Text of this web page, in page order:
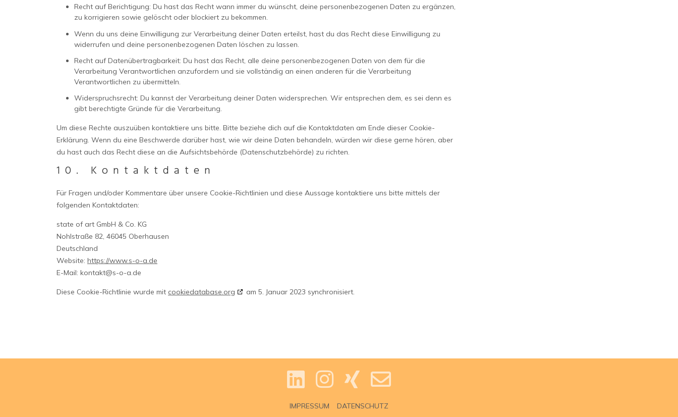
Recht auf Berichtigung: Du hast das Recht wann immer du wünscht, deine personenbezogenen Daten zu ergänzen,
zu korrigieren sowie gelöscht oder blockiert zu bekommen.
Wenn du uns deine Einwilligung zur Verarbeitung deiner Daten erteilst, hast du das Recht diese Einwilligung zu
widerrufen und deine personenbezogenen Daten löschen zu lassen.
Recht auf Datenübertragbarkeit: Du hast das Recht, alle deine personenbezogenen Daten von dem für die
Verarbeitung Verantwortlichen anzufordern und sie vollständig an einen anderen für die Verarbeitung
Verantwortlichen zu übermitteln.
Widerspruchsrecht: Du kannst der Verarbeitung deiner Daten widersprechen. Wir entsprechen dem, es sei denn es
gibt berechtigte Gründe für die Verarbeitung.
Um diese Rechte auszuüben kontaktiere uns bitte. Bitte beziehe dich auf die Kontaktdaten am Ende dieser Cookie-
Erklärung. Wenn du eine Beschwerde darüber hast, wie wir deine Daten behandeln, würden wir diese gerne hören, aber
du hast auch das Recht diese an die Aufsichtsbehörde (Datenschutzbehörde) zu richten.
10. Kontaktdaten
Für Fragen und/oder Kommentare über unsere Cookie-Richtlinien und diese Aussage kontaktiere uns bitte mittels der
folgenden Kontaktdaten:
state of art GmbH & Co. KG
Nohlstraße 82, 46045 Oberhausen
Deutschland
Website: https://www.s-o-a.de
E-Mail: kontakt@s-o-a.de
Diese Cookie-Richtlinie wurde mit cookiedatabase.org am 5. Januar 2023 synchronisiert.
IMPRESSUM DATENSCHUTZ